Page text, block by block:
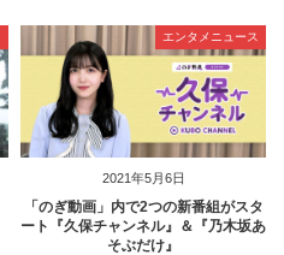
2021年5月6日
エンタメニュース
「のぎ動画」内で2つの新番組がスタ
ート『久保チャンネル』＆『乃木坂あ
そぶだけ』